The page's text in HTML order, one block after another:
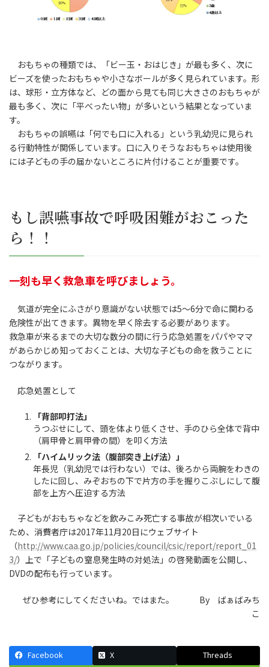
おもちゃの種類では、「ビー玉・おはじき」が最も多く、次に
ビーズを使ったおもちゃや小さなボールが多く見られています。形
は、球形・立方体など、どの面から見ても同じ大きさのおもちゃが
最も多く、次に「平べったい物」が多いという結果となっていま
す。
おもちゃの誤嚥は「何でも口に入れる」という乳幼児に見られ
る行動特性が関係しています。口に入りそうなおもちゃは使用後
には子どもの手の届かないところに片付けることが重要です。
もし誤嚥事故で呼吸困難がおこった
ら！！
一刻も早く救急車を呼びましょう。
気道が完全にふさがり意識がない状態では5～6分で命に関わる
危険性が出てきます。異物を早く除去する必要があります。
救急車が来るまでの大切な数分の間に行う応急処置をパパやママ
があらかじめ知っておくことは、大切な子どもの命を救うことに
つながります。
応急処置として
「背部叩打法」
うつぶせにして、頭を体より低くさせ、手のひら全体で背中
（肩甲骨と肩甲骨の間）を叩く方法
「ハイムリック法（腹部突き上げ法）」
年長児（乳幼児では行わない）では、後ろから両腕をわきの
したに回し、みぞおちの下で片方の手を握りこぶしにして腹
部を上方へ圧迫する方法
子どもがおもちゃなどを飲みこみ死亡する事故が相次いでいる
ため、消費者庁は2017年11月20日にウェブサイト
（http://www.caa.go.jp/policies/council/csic/report/report_01
3/）上で「子どもの窒息発生時の対処法」の啓発動画を公開し、
DVDの配布も行っています。
ぜひ参考にしてくださいね。ではまた。 By ばぁばみち
こ
Facebook X
Threads